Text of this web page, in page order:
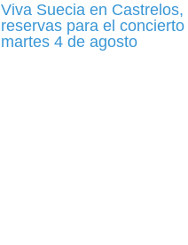
Viva Suecia en
reservas para el concierto
martes 4 de agosto